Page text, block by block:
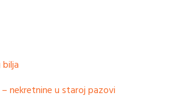
nekretnine u staroj pazovi